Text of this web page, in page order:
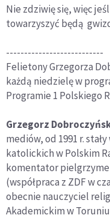
Nie zdziwię się, więc
towarzyszyć będą
---------------------------
Felietony Grzegorza
każdą niedzielę w
Programie 1 Polskiego
Grzegorz
mediów, od 1991 r.
katolickich w Polskim
komentator
(współpraca z ZDF w
obecnie nauczyciel
Akademickim w